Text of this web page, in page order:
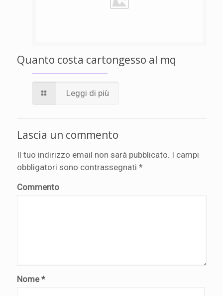
Quanto costa cartongesso al mq
Leggi di più
Lascia un commento
Il tuo indirizzo email non sarà pubblicato. I campi
obbligatori sono contrassegnati *
Commento
Nome*